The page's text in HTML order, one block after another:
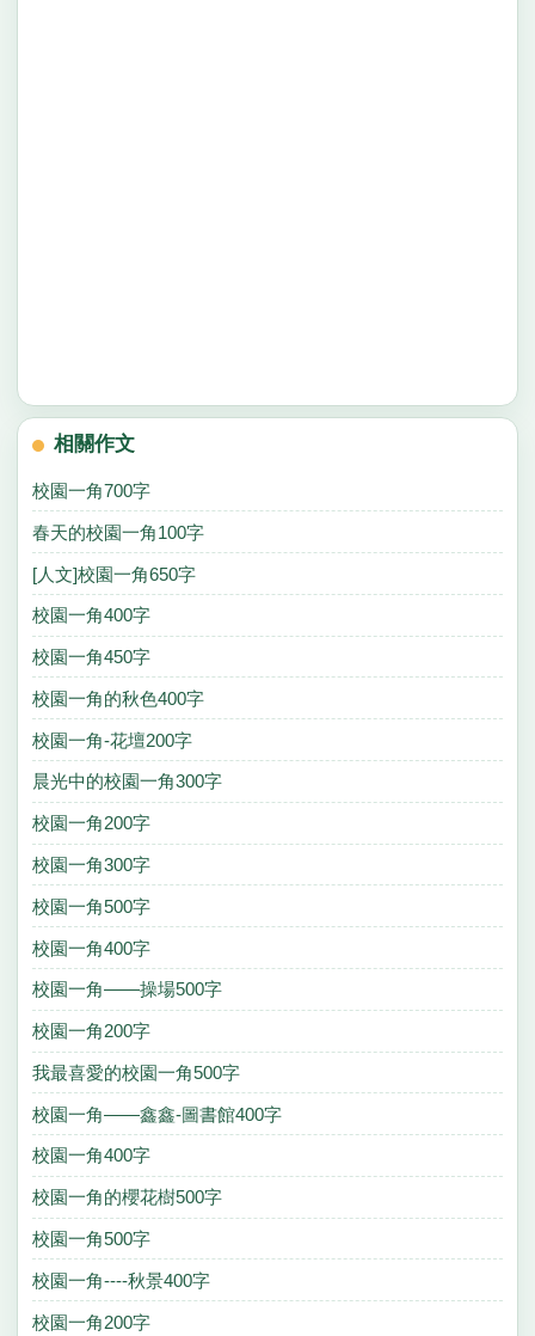
相關作文
校園一角700字
春天的校園一角100字
[人文]校園一角650字
校園一角400字
校園一角450字
校園一角的秋色400字
校園一角-花壇200字
晨光中的校園一角300字
校園一角200字
校園一角300字
校園一角500字
校園一角400字
校園一角——操場500字
校園一角200字
我最喜愛的校園一角500字
校園一角——鑫鑫-圖書館400字
校園一角400字
校園一角的櫻花樹500字
校園一角500字
校園一角----秋景400字
校園一角200字